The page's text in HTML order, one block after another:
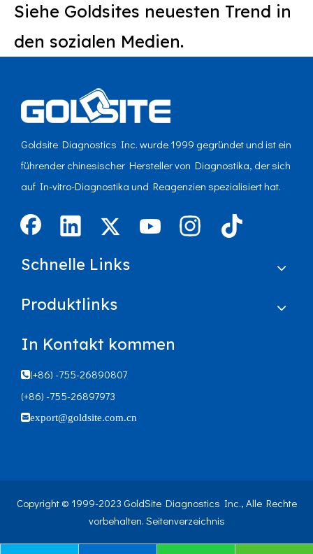
Siehe Goldsites neuesten Trend in
den sozialen Medien.
Goldsite Diagnostics Inc. wurde 1999 gegründet und ist ein
führender chinesischer Hersteller von Diagnostika, der sich
auf In-vitro-Diagnostika und Reagenzien spezialisiert hat.
Schnelle Links
Produktlinks
In Kontakt kommen
(+86) -755-26890807
(+86) -755-26897973
export@goldsite.com.cn
Copyright © 1999-2023 GoldSite Diagnostics Inc., Alle Rechte
vorbehalten. Seitenverzeichnis